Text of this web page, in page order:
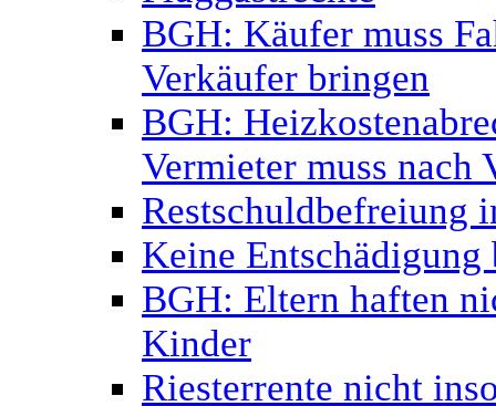
BGH: Käufer muss
Verkäufer bringen
BGH:
Vermieter muss nach
Restschuldbefreiung
Keine
BGH: Eltern haften
Kinder
Riesterrente nicht